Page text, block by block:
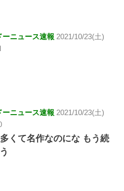
ニュース速報 2021/10/23(土)
ニュース速報 2021/10/23(土)
くて名作なのにな もう続